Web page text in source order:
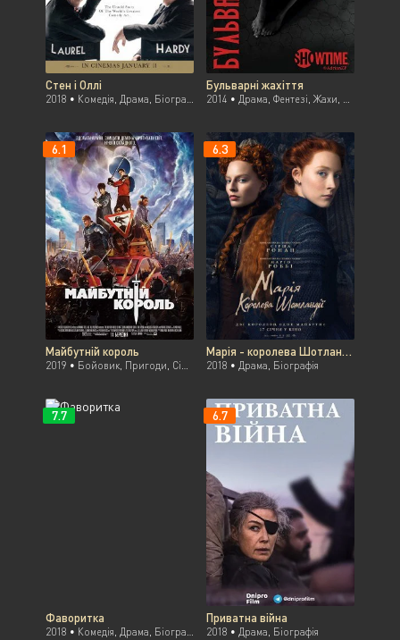
Стен і Оллі
2018 • Комедія, Драма, Біографія
Бульварні жахіття
2014 • Драма, Фентезі, Жахи, Серіали
Майбутній король
2019 • Бойовик, Пригоди, Сімейний, Фентезі
6.1
Марія - королева Шотландії
2018 • Драма, Біографія
6.3
Фаворитка
2018 • Комедія, Драма, Біографія
7.7
Приватна війна
2018 • Драма, Біографія
6.7